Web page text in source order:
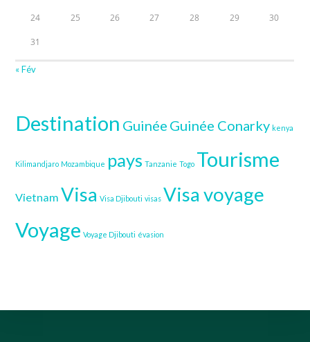
24 25 26 27 28 29 30
31
« Fév
Destination Guinée Guinée Conarky kenya
Kilimandjaro Mozambique pays Tanzanie Togo Tourisme
Vietnam Visa Visa Djibouti visas Visa voyage
Voyage Voyage Djibouti évasion